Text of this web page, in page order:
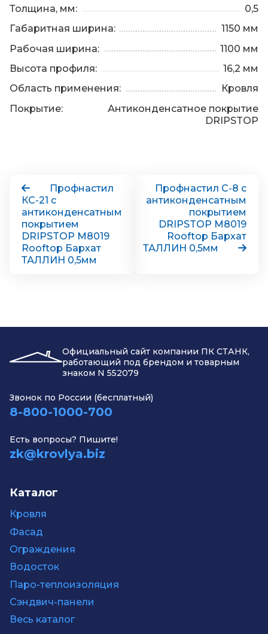
Толщина, мм:
0,5
Габаритная ширина:
1150 мм
Рабочая ширина:
1100 мм
Высота профиля:
16,2 мм
Область применения:
Кровля
Покрытие:
Антиконденсатное покрытие
DRIPSTOP
Профнастил
КС-21 с
антиконденсатным
покрытием
DRIPSTOP М8019
Rooftop Бархат
ТАЛЛИН 0,5мм
Профнастил С-8 с
антиконденсатным
покрытием
DRIPSTOP М8019
Rooftop Бархат
ТАЛЛИН 0,5мм
Официальный сайт компании ПК СТАНК,
работающий под брендом и товарным
знаком N 552079
Звонок по России (бесплатный)
8-800-1000-700
Есть вопросы? Пишите!
zk@krovlya.biz
Каталог
Кровля
Фасад
Ограждения
Водосток
Паро-теплоизоляция
Сэндвич-панели
Весь каталог